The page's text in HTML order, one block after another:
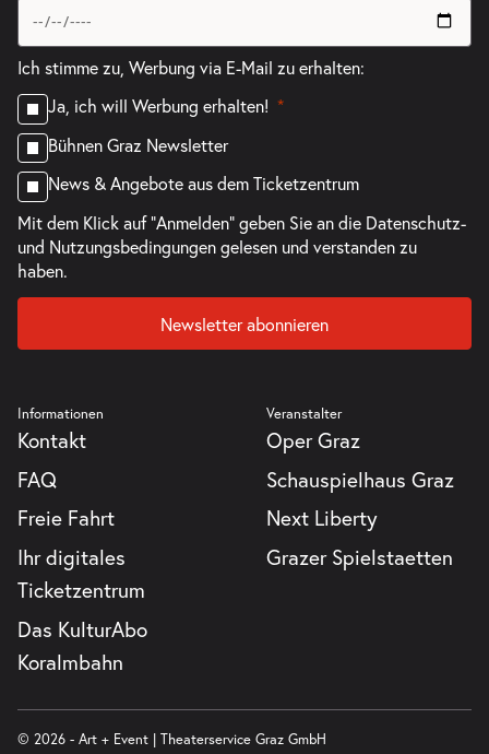
Ich stimme zu, Werbung via E-Mail zu erhalten:
Ja, ich will Werbung erhalten!
Bühnen Graz Newsletter
News & Angebote aus dem Ticketzentrum
Mit dem Klick auf "Anmelden" geben Sie an die Datenschutz-
und Nutzungsbedingungen gelesen und verstanden zu
haben.
Newsletter abonnieren
Informationen
Kontakt
FAQ
Freie Fahrt
Ihr digitales
Ticketzentrum
Das KulturAbo
Koralmbahn
Veranstalter
Oper Graz
Schauspielhaus Graz
Next Liberty
Grazer Spielstaetten
© 2026 - Art + Event | Theaterservice Graz GmbH